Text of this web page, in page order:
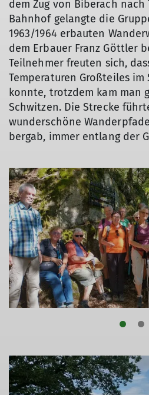
dem Zug von Biberach nach
Bahnhof gelangte die
1963/1964 erbauten
dem Erbauer Franz Göttler
Teilnehmer freuten sich,
Temperaturen Großteiles
konnte, trotzdem kam man
Schwitzen. Die Strecke
wunderschöne
bergab, immer entlang der
© Luitgard
© Luitgard